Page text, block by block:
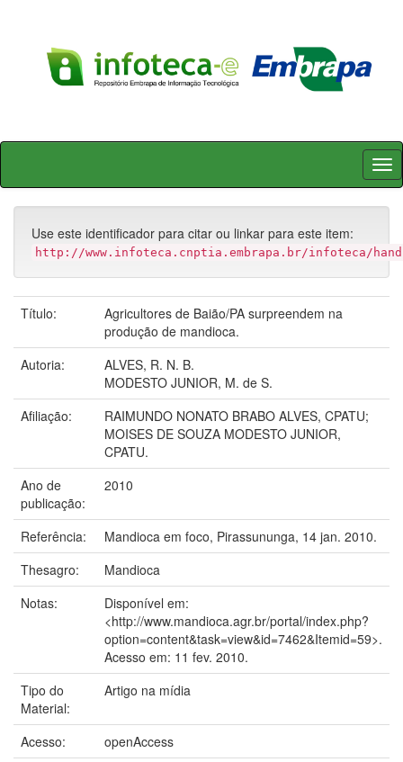
Skip
Use este identificador para citar ou linkar para este item:
http://www.infoteca.cnptia.embrapa.br/infoteca/
Título:
Agricultores de Baião/PA surpreendem na
produção de mandioca.
Autoria:
ALVES, R. N. B.
MODESTO JUNIOR, M. de S.
Afiliação:
RAIMUNDO NONATO BRABO ALVES, CPATU;
MOISES DE SOUZA MODESTO JUNIOR,
CPATU.
Ano de
publicação:
2010
Referência:
Mandioca em foco, Pirassununga, 14 jan. 2010.
Thesagro:
Mandioca
Notas:
Disponível em:
<http://www.mandioca.agr.br/portal/index.php?
option=content&task=view&id=7462&Itemid=59>.
Acesso em: 11 fev. 2010.
Tipo do
Material:
Artigo na mídia
Acesso:
openAccess